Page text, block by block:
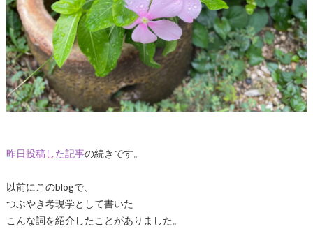
昨日投稿した記事の続きです。
以前にこのblogで、
つぶやき考現学として書いた
こんな詞を紹介したことがありました。